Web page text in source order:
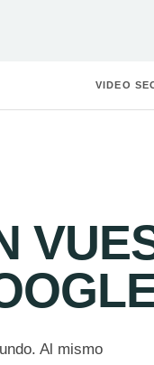
VIDEO
Al mismo